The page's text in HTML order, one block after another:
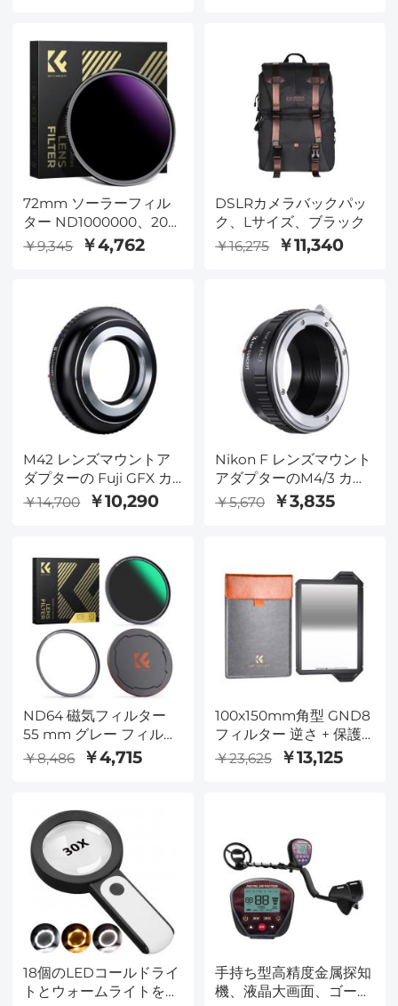
カメラフィルターと互換
72mm ソーラーフィル
ター ND1000000、20
ストップ固体減光フィル
ター 天体イベント写真
ラ Nano-X シリーズ用
￥9,345 ￥4,762
DSLRカメラバックパッ
ク、Lサイズ、ブラック
￥16,275
￥11,340
M42 レンズマウントア
ダプターの Fuji GFX カ
メラ
￥14,700 ￥10,290
Nikon F レンズマウント
アダプターのM4/3 カメ
ラ NIKF-M43
￥5,670 ￥3,835
ND64 磁気フィルター
55 mm グレー フィルタ
ー ND64 (6 f-stops) 磁
ラッチ耐性 Antireflex ナ
ノ - X シリーズとしま
す。
￥8,486 ￥4,715
100x150mm角型 GND8
フィルター 逆さ + 保護
フレーム X-Pro系列
￥23,625 ￥13,125
18個のLEDコールドライ
トとウォームライトを備
手持ち型高精度金属探知
機、液晶大画面、ゴール